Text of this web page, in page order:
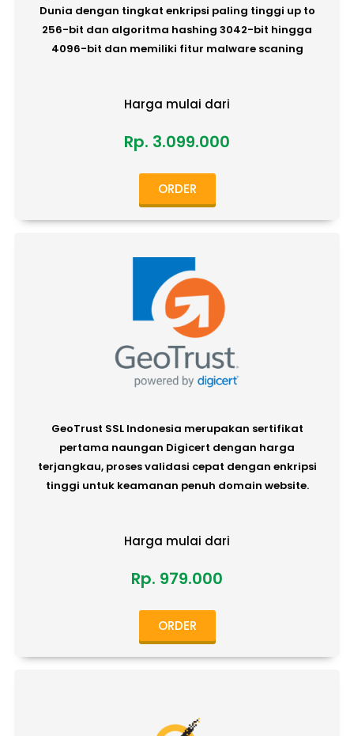
Dunia dengan tingkat enkripsi paling tinggi up to
256-bit dan algoritma hashing 3042-bit hingga
4096-bit dan memiliki fitur malware scaning
Harga mulai dari
Rp. 3.099.000
ORDER
GeoTrust SSL Indonesia merupakan sertifikat
pertama naungan Digicert dengan harga
terjangkau, proses validasi cepat dengan enkripsi
tinggi untuk keamanan penuh domain website.
Harga mulai dari
Rp. 979.000
ORDER